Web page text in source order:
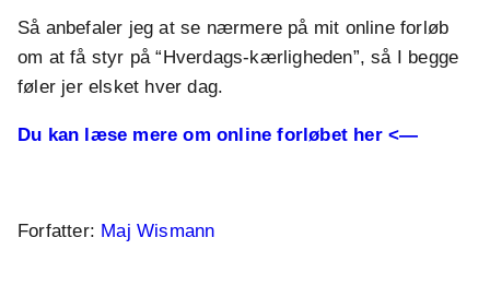
Så anbefaler jeg at se nærmere på mit online forløb
om at få styr på “Hverdags-kærligheden”, så I begge
føler jer elsket hver dag.
Du kan læse mere om online forløbet her <—
Forfatter: Maj Wismann